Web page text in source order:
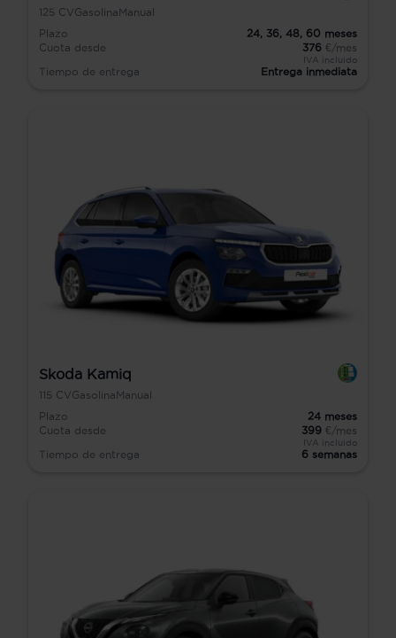
125 CVGasolinaManual
Plazo
24, 36, 48, 60 meses
Cuota desde
376 €/mes
IVA incluido
Tiempo de entrega Entrega inmediata
Skoda Kamiq
115 CVGasolina Manual
Plazo
24 meses
Cuota desde
399 €/mes
IVA incluido
Tiempo de entrega 6 semanas